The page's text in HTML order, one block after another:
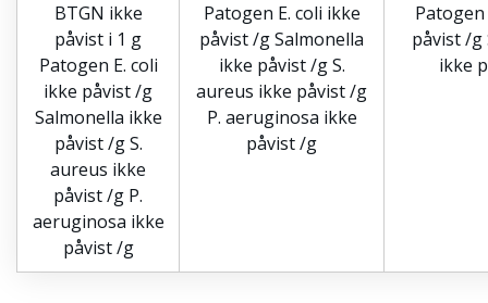
BTGN ikke
påvist i 1 g
Patogen E. coli
ikke påvist /g
Salmonella ikke
påvist /g S.
aureus ikke
påvist /g P.
aeruginosa ikke
påvist /g
Patogen E. coli ikke
påvist /g Salmonella
ikke påvist /g S.
aureus ikke påvist /g
P. aeruginosa ikke
påvist /g
Patogen
påvist /g
ikke